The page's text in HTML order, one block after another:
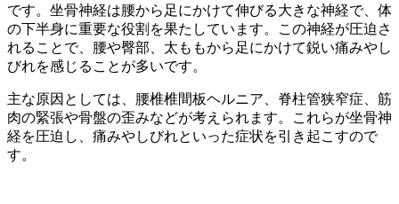
です。坐骨神経は腰から足にかけて伸びる大きな神経で、体
の下半身に重要な役割を果たしています。この神経が圧迫さ
れることで、腰や臀部、太ももから足にかけて鋭い痛みやし
びれを感じることが多いです。
主な原因としては、腰椎椎間板ヘルニア、脊柱管狭窄症、筋
肉の緊張や骨盤の歪みなどが考えられます。これらが坐骨神
経を圧迫し、痛みやしびれといった症状を引き起こすので
す。